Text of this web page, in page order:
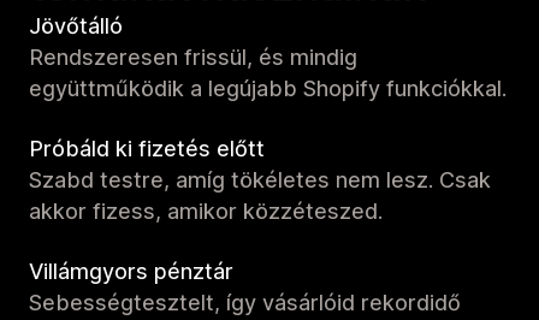
Jövőtálló
Rendszeresen frissül, és mindig
együttműködik a legújabb Shopify funkciókkal.
Próbáld ki fizetés előtt
Szabd testre, amíg tökéletes nem lesz. Csak
akkor fizess, amikor közzéteszed.
Villámgyors pénztár
Sebességtesztelt, így vásárlóid rekordidő